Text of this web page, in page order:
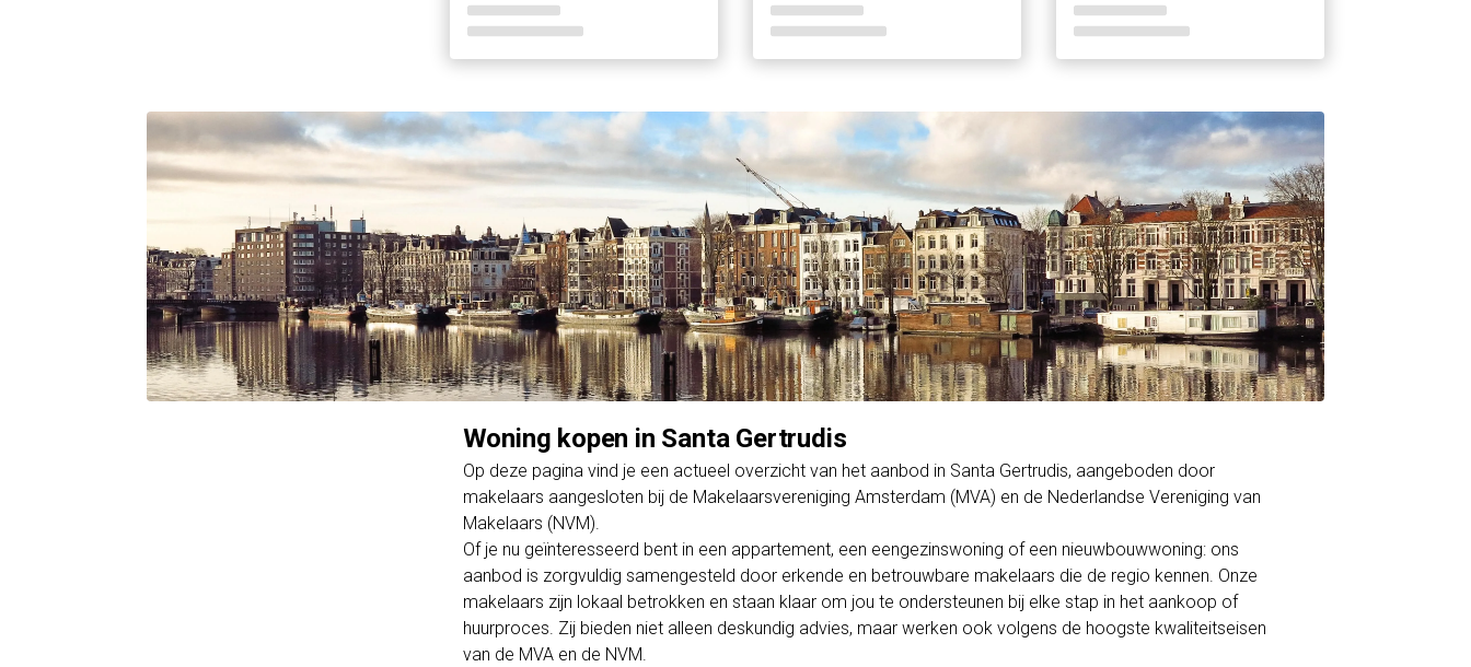
Woning kopen in Santa Gertrudis
Op deze pagina vind je een actueel overzicht van het aanbod in Santa Gertrudis, aangeboden door
makelaars aangesloten bij de Makelaarsvereniging Amsterdam (MVA) en de Nederlandse Vereniging van
Makelaars (NVM).
Of je nu geïnteresseerd bent in een appartement, een eengezinswoning of een nieuwbouwwoning: ons
aanbod is zorgvuldig samengesteld door erkende en betrouwbare makelaars die de regio kennen. Onze
makelaars zijn lokaal betrokken en staan klaar om jou te ondersteunen bij elke stap in het aankoop of
huurproces. Zij bieden niet alleen deskundig advies, maar werken ook volgens de hoogste kwaliteitseisen
van de MVA en de NVM.